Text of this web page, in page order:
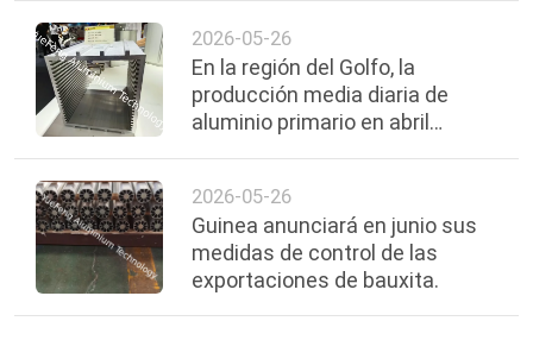
Yuefeng Alloy Group.
2026-05-26
En la región del Golfo, la
producción media diaria de
aluminio primario en abril
el mes anterior.
2026-05-26
Guinea anunciará en junio sus
medidas de control de las
exportaciones de bauxita.